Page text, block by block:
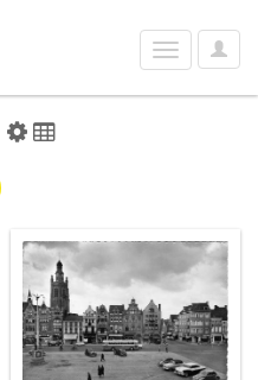
User
Toggle
navigation